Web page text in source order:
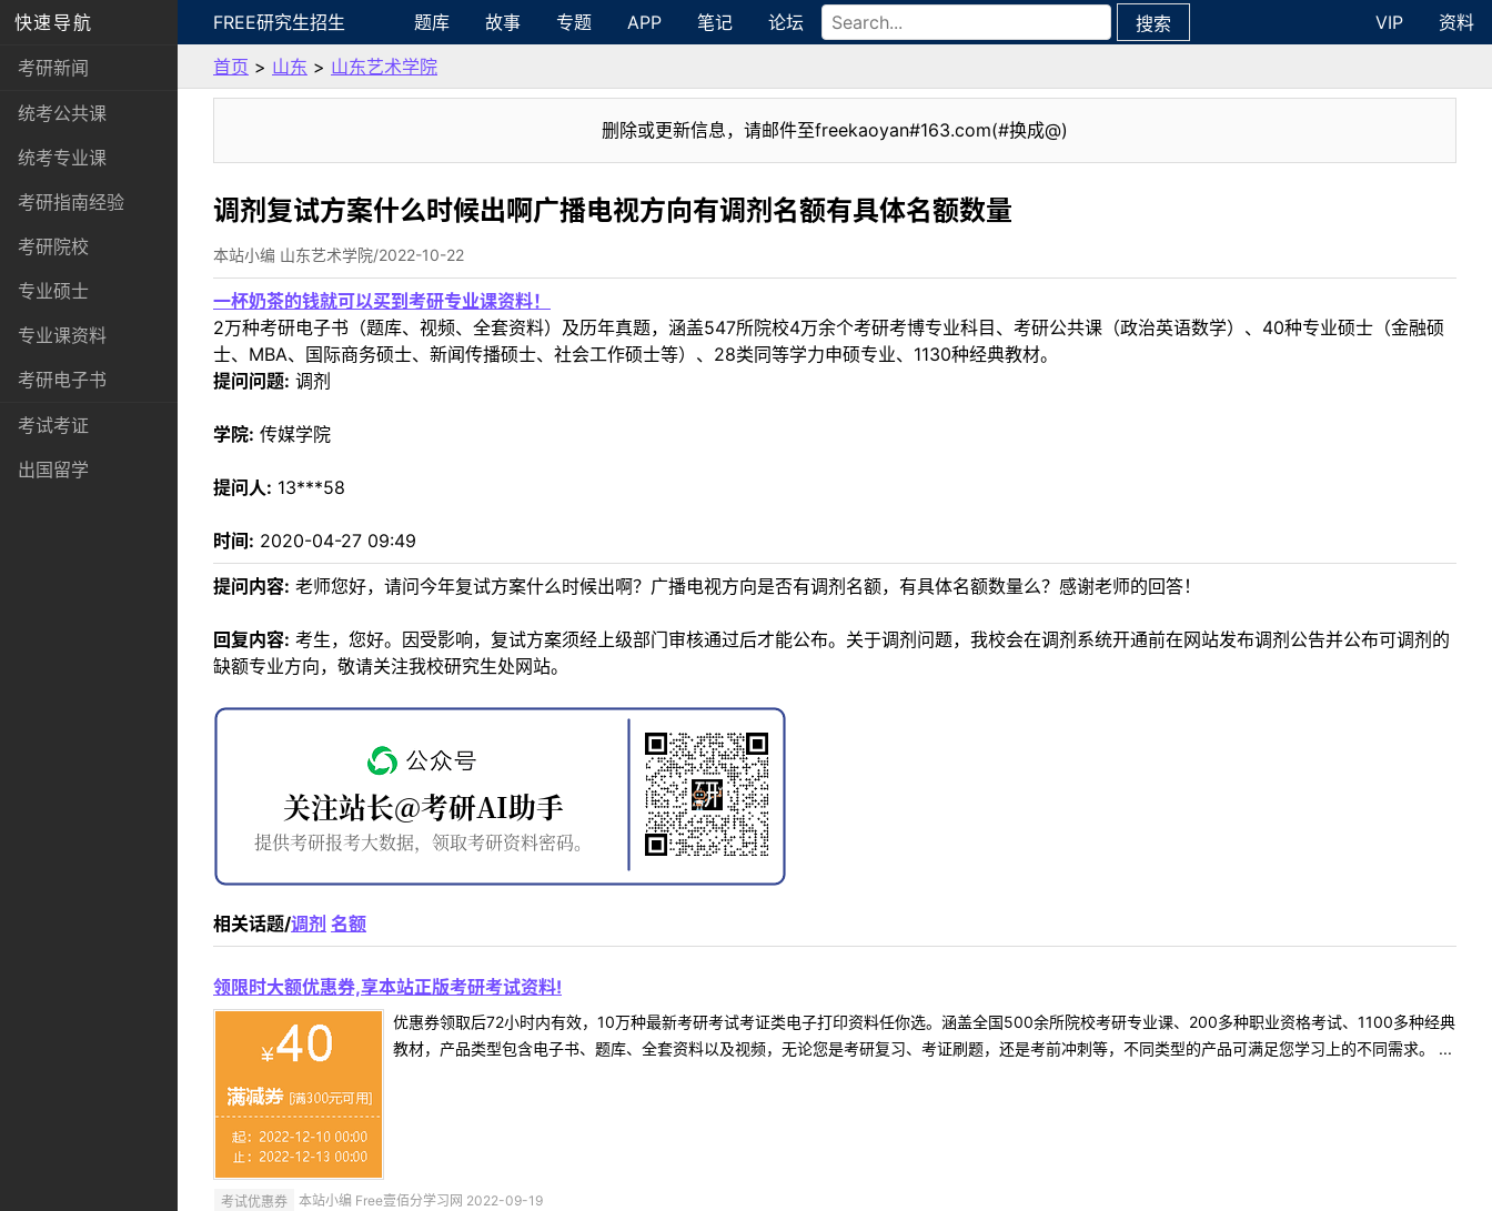
快速导航
考研新闻
统考公共课
统考专业课
考研指南经验
考研院校
专业硕士
专业课资料
考研电子书
考试考证
出国留学
FREE研究生招生 题库 故事 专题 APP 笔记 论坛 搜索 VIP
资料
首页 > 山东 > 山东艺术学院
删除或更新信息，请邮件至freekaoyan#163.com(#换成@)
调剂复试方案什么时候出啊广播电视方向有调剂名额有具体名额数量
本站小编 山东艺术学院/2022-10-22
一杯奶茶的钱就可以买到考研专业课资料！
2万种考研电子书（题库、视频、全套资料）及历年真题，涵盖547所院校4万余个考研考博专业科目、考研公共课（政治英语数学）、40种专业硕士（金融硕
士、MBA、国际商务硕士、新闻传播硕士、社会工作硕士等）、28类同等学力申硕专业、1130种经典教材。
提问问题: 调剂
学院: 传媒学院
提问人: 13***58
时间: 2020-04-27 09:49
提问内容: 老师您好，请问今年复试方案什么时候出啊？广播电视方向是否有调剂名额，有具体名额数量么？感谢老师的回答！
回复内容: 考生，您好。因受影响，复试方案须经上级部门审核通过后才能公布。关于调剂问题，我校会在调剂系统开通前在网站发布调剂公告并公布可调剂的
缺额专业方向，敬请关注我校研究生处网站。
相关话题/调剂 名额
领限时大额优惠券,享本站正版考研考试资料!
优惠券领取后72小时内有效，10万种最新考研考试考证类电子打印资料任你选。涵盖全国500余所院校考研专业课、200多种职业资格考试、1100多种经典
教材，产品类型包含电子书、题库、全套资料以及视频，无论您是考研复习、考证刷题，还是考前冲刺等，不同类型的产品可满足您学习上的不同需求。 ...
考试优惠券 本站小编 Free壹佰分学习网 2022-09-19